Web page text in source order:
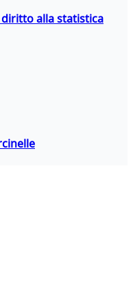
alla statistica